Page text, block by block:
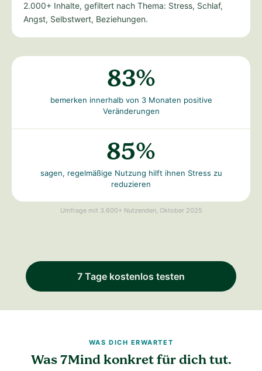
2.000+ Inhalte, gefiltert nach Thema: Stress, Schlaf,
Angst, Selbstwert, Beziehungen.
83%
bemerken innerhalb von 3 Monaten positive
Veränderungen
85%
sagen, regelmäßige Nutzung hilft ihnen Stress zu
reduzieren
Umfrage mit 3.600+ Nutzenden, Oktober 2025
7 Tage kostenlos testen
WAS DICH ERWARTET
Was 7Mind konkret für dich tut.